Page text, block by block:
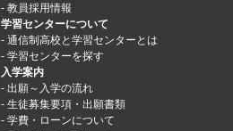
教員採用情報
学習センターについて
通信制高校と学習センターとは
学習センターを探す
入学案内
出願～入学の流れ
生徒募集要項・出願書類
学費・ローンについて